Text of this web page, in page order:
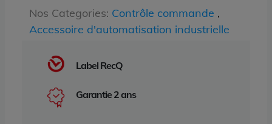
Nos Categories: Contrôle commande ,
Accessoire d'automatisation industrielle
Label RecQ
Garantie 2 ans